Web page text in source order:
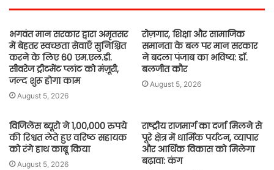
भगवंत मान सरकार द्वारा अमृतसर
में बेहतर स्वच्छता सेवाएँ सुनिश्चित
करने के लिए 60 एम.एल.डी.
सीवरेज ट्रीटमेंट प्लांट को मंज़ूरी,
जल्द शुरू होगा काम
August 5, 2026
रोज़गार, शिक्षा और सामाजिक
समानता के बल पर मान सरकार
ने बदला पंजाब का भविष्य: डॉ.
बलजीत कौर
August 5, 2026
विजिलेंस ब्यूरो ने 1,00,000 रुपये
की रिश्वत लेते हुए वरिष्ठ सहायक
को रंगे हाथ काबू किया
August 5, 2026
राष्ट्रीय राजमार्ग का दर्जा मिलने से
पूरे क्षेत्र में धार्मिक पर्यटन, व्यापार
और आर्थिक विकास को मिलेगा
बढ़ावा: कंग